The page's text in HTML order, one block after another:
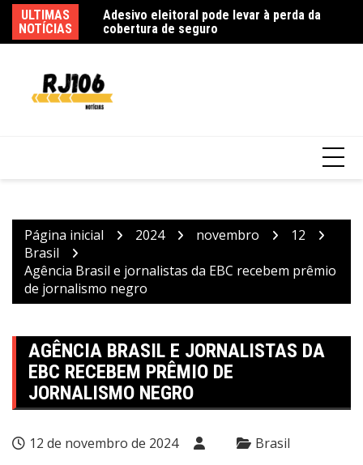
para
o
ULTIMAS
NOTÍCIAS
Bolão de Fortaleza leva prêmio de R$ 164
Página inicial 2024 novembro
12
Brasil
Agência Brasil e jornalistas da EBC recebem prêmio
de jornalismo negro
AGÊNCIA BRASIL E JORNALISTAS DA
EBC RECEBEM PRÊMIO DE
JORNALISMO NEGRO
12 de novembro de 2024 Brasil